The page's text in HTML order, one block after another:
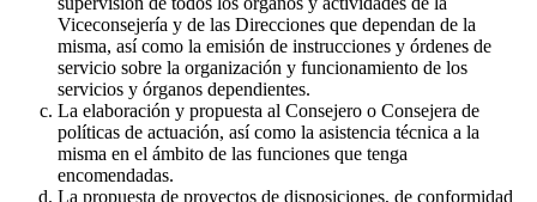
Viceconsejería y de las Direcciones que dependan de la
misma, así como la emisión de instrucciones y órdenes de
servicio sobre la organización y funcionamiento de los
servicios y órganos dependientes.
La elaboración y propuesta al Consejero o Consejera de
políticas de actuación, así como la asistencia técnica a la
misma en el ámbito de las funciones que tenga
encomendadas.
La propuesta de proyectos de disposiciones, de conformidad